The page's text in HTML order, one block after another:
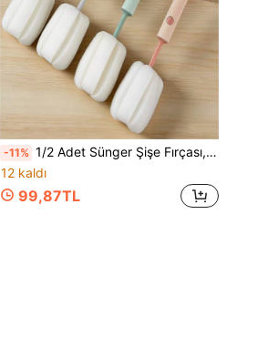
-11% 1/2 Adet Sünger Şişe Fırçası, Uzun Saplı Yumuşak Sünger Bardak Fırçası, Ayrılabilir Temizleme Başlığı, Şişe ve Bardak Temizleme Aleti, Mutfak Gereçleri Temizleyici, Ev Mutfağına Uygun, Bardak, Su Şişesi, Kupa, Kahve Fincanı, Cam Bardak ve Mutfak Aksesuarları Temizlemek İçin
12 kaldı
99,87TL